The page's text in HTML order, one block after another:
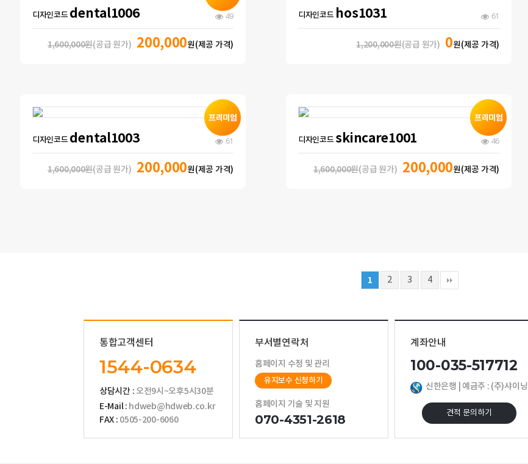
디자인코드 dental1006 49
1,600,000원(공급 원가) 200,000원(제공 가격)
디자인코드 hos1031 61
1,200,000원(공급 원가) 0원(제공 가격)
디자인코드 dental1003 61
1,600,000원(공급 원가) 200,000원(제공 가격)
디자인코드 skincare1001 46
1,600,000원(공급 원가) 200,000원(제공 가격)
1 2 3 4
통합고객센터
1544-0634
상담시간 :오전9시~오후5시30분
E-Mail : hdweb@hdweb.co.kr
FAX : 0505-200-6060
부서별연락처
홈페이지 수정 및 관리
유지보수 신청하기
홈페이지 기술 및 지원
070-4351-2618
계좌안내
100-035-517712
신한은행 | 예금주 : (주)샤이닝
견적 문의하기